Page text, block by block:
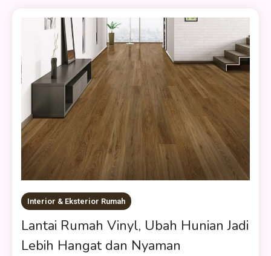
Interior & Eksterior Rumah
Lantai Rumah Vinyl, Ubah Hunian Jadi
Lebih Hangat dan Nyaman